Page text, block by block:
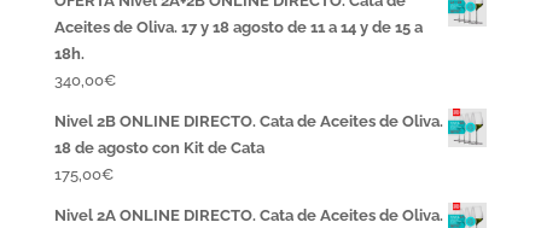
Aceites de Oliva. 17 y 18 agosto de 11 a 14 y de 15 a
18h.
340,00€
Nivel 2B ONLINE DIRECTO. Cata de Aceites de Oliva.
18 de agosto con Kit de Cata
175,00€
Nivel 2A ONLINE DIRECTO. Cata de Aceites de Oliva.